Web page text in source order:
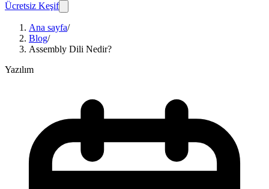
Ücretsiz Keşif
Ana sayfa/
Blog/
Assembly Dili Nedir?
Yazılım